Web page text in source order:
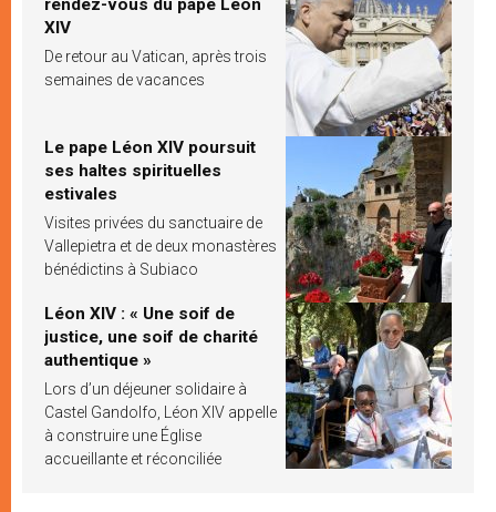
rendez-vous du pape Léon
XIV
De retour au Vatican, après trois
semaines de vacances
Le pape Léon XIV poursuit
ses haltes spirituelles
estivales
Visites privées du sanctuaire de
Vallepietra et de deux monastères
bénédictins à Subiaco
Léon XIV : « Une soif de
justice, une soif de charité
authentique »
Lors d’un déjeuner solidaire à
Castel Gandolfo, Léon XIV appelle
à construire une Église
accueillante et réconciliée